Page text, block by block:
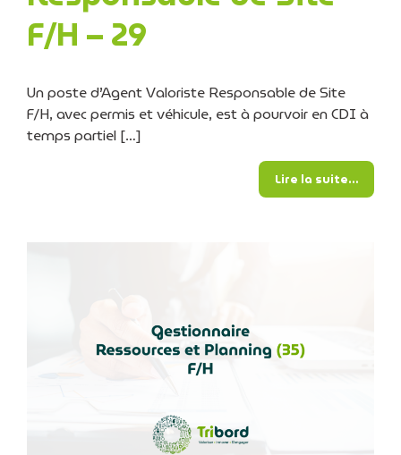
F/H – 29
Un poste d’Agent Valoriste Responsable de Site
F/H, avec permis et véhicule, est à pourvoir en CDI à
temps partiel […]
Lire la suite…from